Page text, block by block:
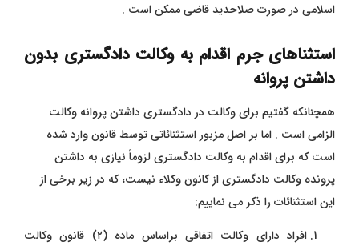
اسلامی در صورت صلاحدید قاضی ممکن است .
استثناهای جرم اقدام به وکالت دادگستری بدون
داشتن پروانه
همچنانکه گفتیم برای وکالت در دادگستری داشتن پروانه وکالت
الزامی است . اما بر اصل مزبور استثنائاتی توسط قانون وارد شده
است که برای اقدام به وکالت دادگستری لزوماً نیازی به داشتن
پرونده وکالت دادگستری از کانون وکلاء نیست، که در زیر برخی از
این استثنائات را ذکر می نماییم:
افراد دارای وکالت اتفاقی براساس ماده (۲) قانون وکالت